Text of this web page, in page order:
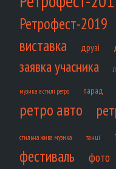
Ретрофест-2019
виставка друзі
заявка учасника
музика в стилі ретро парад
ретро авто
стильна жива музика танці
фестиваль фото